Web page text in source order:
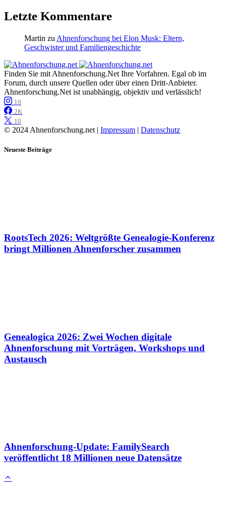
Letzte Kommentare
Martin zu Ahnenforschung bei Elon Musk: Eltern,
Geschwister und Familiengeschichte
Finden Sie mit Ahnenforschung.Net Ihre Vorfahren. Egal ob im
Forum, durch unsere Quellen oder über einen Dritt-Anbieter.
Ahnenforschung.Net ist unabhängig, objektiv und verlässlich!
10
2K
10
© 2024 Ahnenforschung.net | Impressum | Datenschutz
Neueste Beiträge
RootsTech 2026: Weltgrößte Genealogie-Konferenz
bringt Millionen Ahnenforscher zusammen
Genealogica 2026: Zwei Wochen digitale
Ahnenforschung mit Vorträgen, Workshops und
Austausch
Ahnenforschung-Update: FamilySearch
veröffentlicht 18 Millionen neue Datensätze